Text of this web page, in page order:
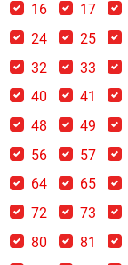
16
17
24
25
32
33
40
41
48
49
56
57
64
65
72
73
80
81